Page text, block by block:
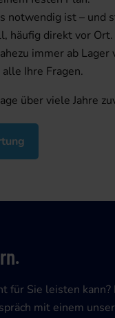
notwendig ist – und
häufig direkt vor Ort.
immer ab Lager
Ihre Fragen.
über viele Jahre
für Sie leisten
mit einem